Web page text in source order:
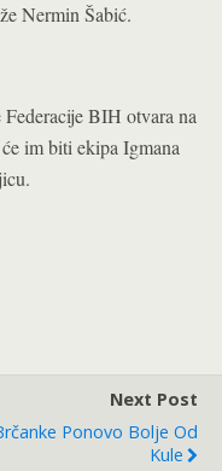
Nermin Šabić.
BIH otvara na
im biti ekipa Igmana
Next Post
Ponovo Bolje Od
Kule